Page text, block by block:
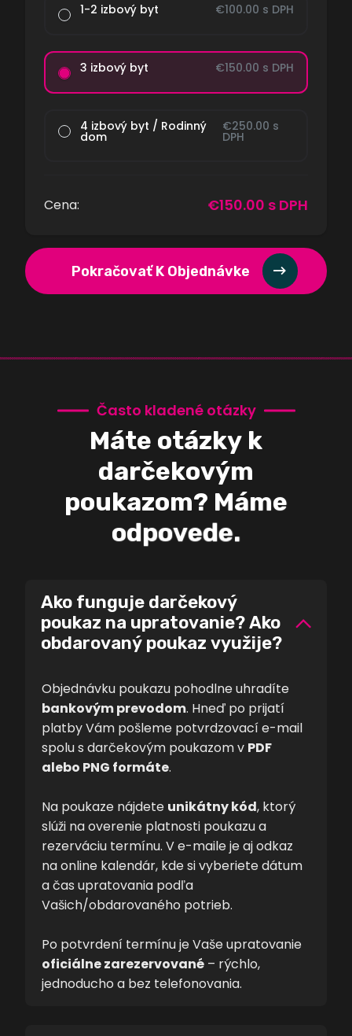
1-2 izbový byt €100.00 s DPH
3 izbový byt €150.00 s DPH
4 izbový byt / Rodinný
dom
€250.00 s
DPH
Cena: €150.00 s DPH
Pokračovať K Objednávke
Často kladené otázky
Máte otázky k
darčekovým
poukazom? Máme
odpovede.
Ako funguje darčekový
poukaz na upratovanie? Ako
obdarovaný poukaz využije?
Objednávku poukazu pohodlne uhradíte
bankovým prevodom. Hneď po prijatí
platby Vám pošleme potvrdzovací e-mail
spolu s darčekovým poukazom v PDF
alebo PNG formáte.
Na poukaze nájdete unikátny kód, ktorý
slúži na overenie platnosti poukazu a
rezerváciu termínu. V e-maile je aj odkaz
na online kalendár, kde si vyberiete dátum
a čas upratovania podľa
Vašich/obdarovaného potrieb.
Po potvrdení termínu je Vaše upratovanie
oficiálne zarezervované – rýchlo,
jednoducho a bez telefonovania.